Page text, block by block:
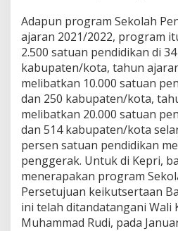
Adapun program Sekolah
ajaran 2021/2022, program
2.500 satuan pendidikan di
kabupaten/kota, tahun
melibatkan 10.000 satuan
dan 250 kabupaten/kota,
melibatkan 20.000 satuan
dan 514 kabupaten/kota
persen satuan pendidikan
penggerak. Untuk di Kepri,
menerapakan program
Persetujuan keikutsertaan
ini telah ditandatangani Wali
Muhammad Rudi, pada